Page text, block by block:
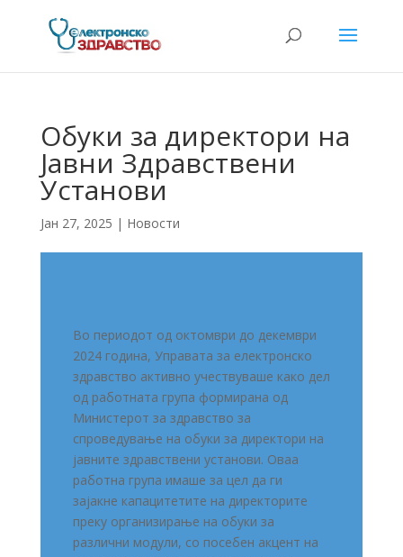
Обуки за директори на
Јавни Здравствени
Установи
Јан 27, 2025 | Новости
Во периодот од октомври до декември
2024 година, Управата за електронско
здравство активно учествуваше како дел
од работната група формирана од
Министерот за здравство за
спроведување на обуки за директори на
јавните здравствени установи. Оваа
работна група имаше за цел да ги
зајакне капацитетите на директорите
преку организирање на обуки за
различни модули, со посебен акцент на